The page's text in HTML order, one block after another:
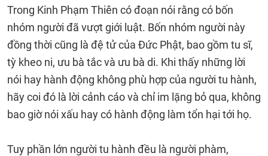
Trong Kinh Phạm Thiên có đoạn nói rằng có bốn
nhóm người đã vượt giới luật. Bốn nhóm người này
đồng thời cũng là đệ tử của Đức Phật, bao gồm tu sĩ,
tỳ kheo ni, ưu bà tắc và ưu bà di. Khi thấy những lời
nói hay hành động không phù hợp của người tu hành,
hãy coi đó là lời cảnh cáo và chỉ im lặng bỏ qua, không
bao giờ nói xấu hay có hành động làm tổn hại tới họ.
Tuy phần lớn người tu hành đều là người phàm,